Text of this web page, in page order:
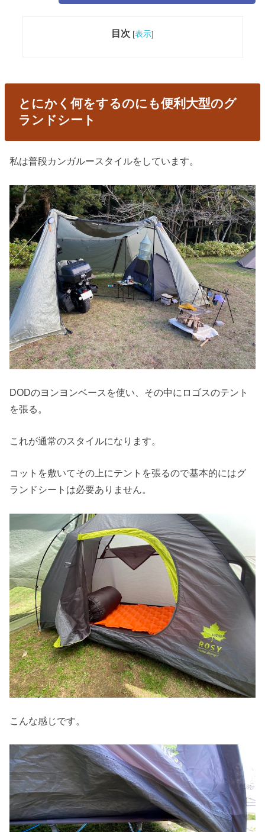
目次 [表示]
とにかく何をするのにも便利大型のグ
ランドシート
私は普段カンガルースタイルをしています。
DODのヨンヨンベースを使い、その中にロゴスのテント
を張る。
これが通常のスタイルになります。
コットを敷いてその上にテントを張るので基本的にはグ
ランドシートは必要ありません。
こんな感じです。